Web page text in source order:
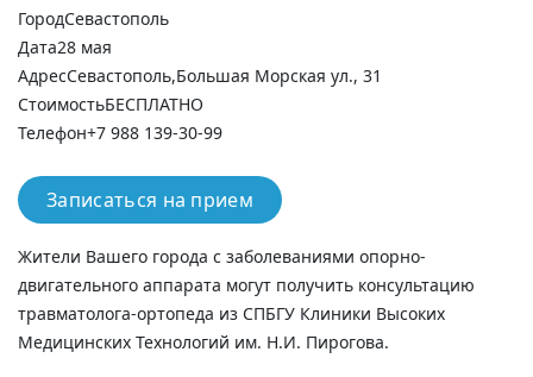
ГородСевастополь
Дата28 мая
АдресСевастополь,Большая Морская ул., 31
СтоимостьБЕСПЛАТНО
Телефон+7 988 139-30-99
Записаться на прием
Жители Вашего города с заболеваниями опорно-
двигательного аппарата могут получить консультацию
травматолога-ортопеда из СПБГУ Клиники Высоких
Медицинских Технологий им. Н.И. Пирогова.